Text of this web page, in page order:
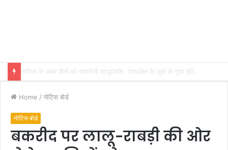
Home / नोटिस बोर्ड
नोटिस बोर्ड
बकरीद पर लालू-राबड़ी की ओर